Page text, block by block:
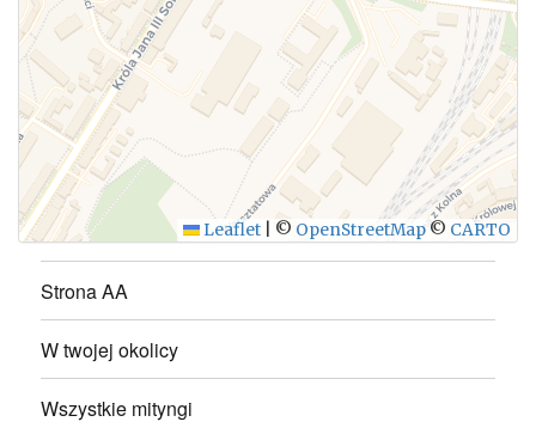
WYŚLIJ
Leaflet © OpenStreetMap © CARTO
Strona AA
W twojej okolicy
Wszystkie mityngi